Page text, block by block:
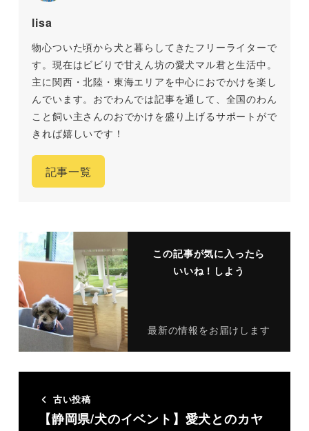
lisa
物心ついた頃から犬と暮らしてきたフリーライターで
す。現在はビビりで甘えん坊の愛犬マル君と生活中。
主に関西・北陸・東海エリアを中心におでかけを楽し
んでいます。おでわんでは記事を通して、全国のわん
こと飼い主さんのおでかけを盛り上げるサポートがで
きれば嬉しいです！
記事一覧
この記事が気に入ったら
いいね！しよう
最新の情報をお届けします
古い投稿
【静岡県/犬のイベント】愛犬とのカヤ